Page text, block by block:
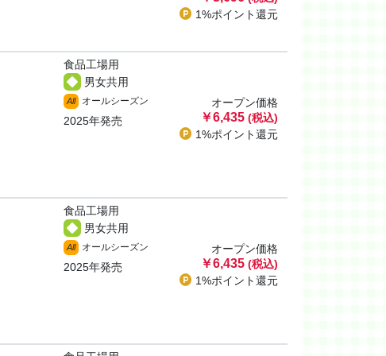
1%ポイント還元
食品工場用
男女共用
All オールシーズン
2025年発売
オープン価格
￥6,435 (税込)
1%ポイント還元
食品工場用
男女共用
All オールシーズン
2025年発売
オープン価格
￥6,435 (税込)
1%ポイント還元